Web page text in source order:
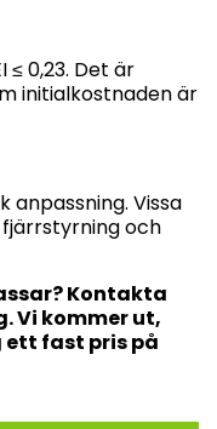
0,23. Det är
initialkostnaden är
Vissa
och
Kontakta
Vi kommer ut,
ett fast pris på